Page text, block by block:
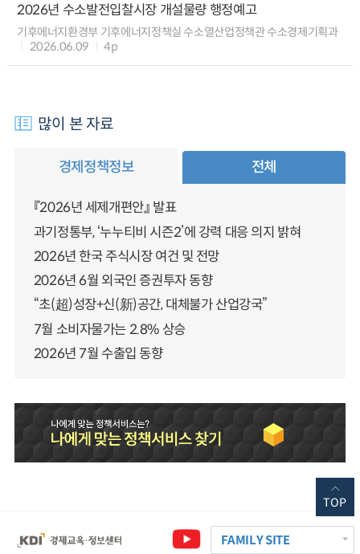
2026년 수소발전입찰시장 개설물량 행정예고
기후에너지환경부 기후에너지정책실 수소열산업정책관 수소경제기획과
2026.06.09
4p
많이 본 자료
경제정책정보 전체
『2026년 세제개편안』 발표
과기정통부, ‘누누티비 시즌2’에 강력 대응 의지 밝혀
2026년 한국 주식시장 여건 및 전망
2026년 6월 외국인 증권투자 동향
“초(超)성장+신(新)공간, 대체불가 산업강국”
7월 소비자물가는 2.8% 상승
2026년 7월 수출입 동향
FAMILY SITE
TOP